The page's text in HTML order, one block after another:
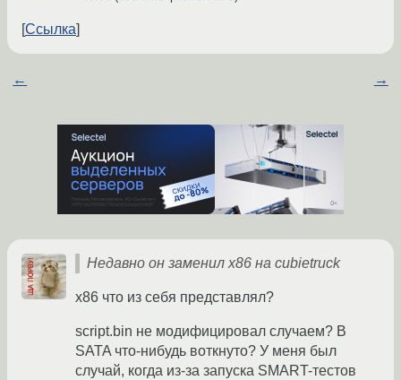
Ссылка
← →
Недавно он заменил x86 на cubietruck
x86 что из себя представлял?
script.bin не модифицировал случаем? В
SATA что-нибудь воткнуто? У меня был
случай, когда из-за запуска SMART-тестов